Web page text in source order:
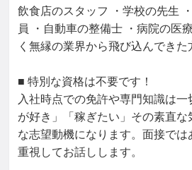
飲食店のスタッフ ・学校の先生
員 ・自動車の整備士 ・病院の医
く無縁の業界から飛び込んできた
■ 特別な資格は不要です！
入社時点での免許や専門知識は
が好き」「稼ぎたい」その素直な
な志望動機になります。面接では
重視してお話しします。